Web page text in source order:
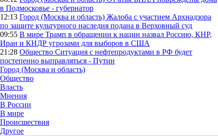
в Подмосковье - губернатор
12:13 Город (Москва и область) Жалоба с участием Архнадзора
по защите культурного наследия подана в Верховный суд
09:55 В мире Трамп в обращении к нации назвал Россию, КНР,
Иран и КНДР угрозами для выборов в США
21:28 Общество Ситуация с нефтепродуктами в РФ будет
постепенно выправляться - Путин
Город (Москва и область)
Общество
Власть
Мнения
В России
В мире
Происшествия
Другое